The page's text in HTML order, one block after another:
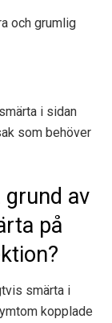
och grumlig
i sidan
som behöver
av
på
smärta i
kopplade